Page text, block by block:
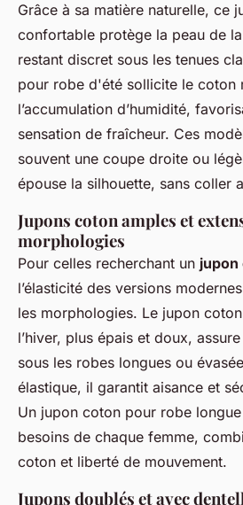
Grâce à sa matière naturelle, ce
confortable protège la peau de
restant discret sous les tenues
pour robe d'été sollicite le coton
l’accumulation d’humidité,
sensation de fraîcheur. Ces
souvent une coupe droite ou
épouse la silhouette, sans coller
Jupons coton amples et
morphologies
Pour celles recherchant un jupon
l’élasticité des versions
les morphologies. Le jupon
l’hiver, plus épais et doux,
sous les robes longues ou
élastique, il garantit aisance et
Un jupon coton pour robe longue
besoins de chaque femme,
coton et liberté de mouvement.
Jupons doublés et avec